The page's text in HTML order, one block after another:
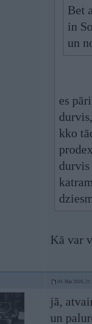
Bet
in
un
es
kko
Kā var
04. Mar 2026,
jā,
un